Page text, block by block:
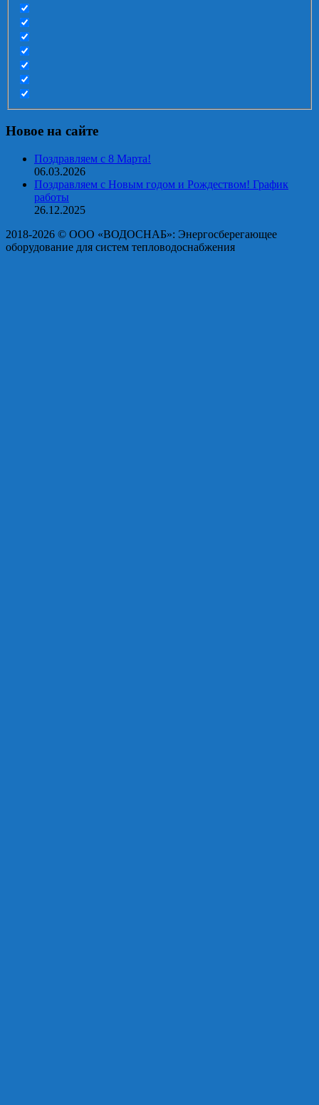
Новое на сайте
Поздравляем с 8 Марта!
06.03.2026
Поздравляем с Новым годом и Рождеством! График
работы
26.12.2025
2018-2026 © OOO «ВОДОСНАБ»: Энергосберегающее
оборудование для систем тепловодоснабжения